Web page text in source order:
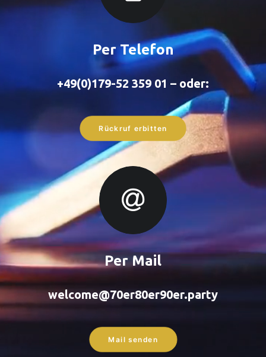
Per Telefon
+49(0)179-52 359 01 – oder:
Rückruf erbitten
Per Mail
welcome@70er80er90er.party
Mail senden